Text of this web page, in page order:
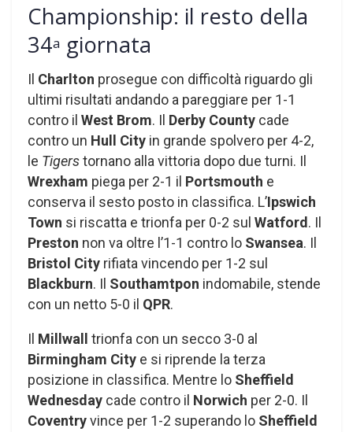
Championship: il resto della
34a giornata
Il Charlton prosegue con difficoltà riguardo gli
ultimi risultati andando a pareggiare per 1-1
contro il West Brom. Il Derby County cade
contro un Hull City in grande spolvero per 4-2,
le Tigerstornano alla vittoria dopo due turni. Il
Wrexham piega per 2-1 il Portsmouth e
conserva il sesto posto in classifica. L’Ipswich
Town si riscatta e trionfa per 0-2 sul Watford. Il
Preston non va oltre l’1-1 contro lo Swansea. Il
Bristol City rifiata vincendo per 1-2 sul
Blackburn. Il Southamtpon indomabile, stende
con un netto 5-0 il QPR.
Il Millwall trionfa con un secco 3-0 al
Birmingham City e si riprende la terza
posizione in classifica. Mentre lo Sheffield
Wednesday cade contro il Norwich per 2-0. Il
Coventryvince per 1-2 superando lo Sheffield